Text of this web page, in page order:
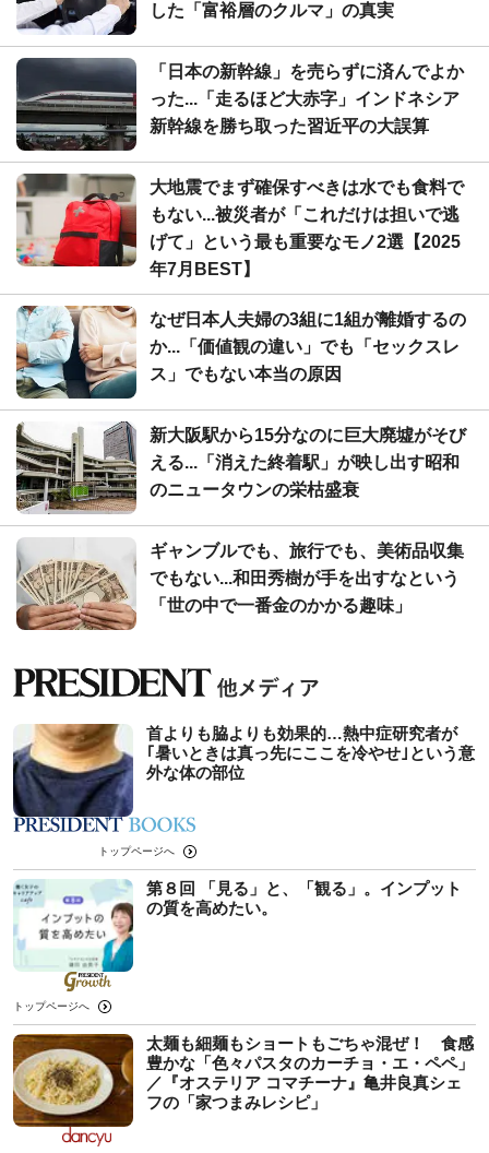
した「富裕層のクルマ」の真実
「日本の新幹線」を売らずに済んでよか
った...「走るほど大赤字」インドネシア
新幹線を勝ち取った習近平の大誤算
大地震でまず確保すべきは水でも食料で
もない...被災者が「これだけは担いで逃
げて」という最も重要なモノ2選【2025
年7月BEST】
なぜ日本人夫婦の3組に1組が離婚するの
か...「価値観の違い」でも「セックスレ
ス」でもない本当の原因
新大阪駅から15分なのに巨大廃墟がそび
える...「消えた終着駅」が映し出す昭和
のニュータウンの栄枯盛衰
ギャンブルでも、旅行でも、美術品収集
でもない...和田秀樹が手を出すなという
「世の中で一番金のかかる趣味」
首よりも脇よりも効果的…熱中症研究者が
｢暑いときは真っ先にここを冷やせ｣という意
外な体の部位
トップページへ
第８回 「見る」と、「観る」。インプット
の質を高めたい。
トップページへ
太麺も細麺もショートもごちゃ混ぜ！ 食感
豊かな「色々パスタのカーチョ・エ・ペペ」
／『オステリア コマチーナ』亀井良真シェ
フの「家つまみレシピ」